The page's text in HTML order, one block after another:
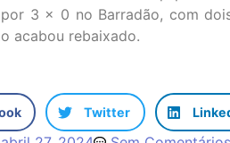
por 3 x 0 no Barradão, com
acabou rebaixado.
Twitter